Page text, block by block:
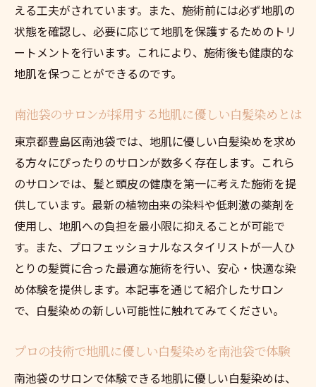
える工夫がされています。また、施術前には必ず地肌の
状態を確認し、必要に応じて地肌を保護するためのトリ
ートメントを行います。これにより、施術後も健康的な
地肌を保つことができるのです。
南池袋のサロンが採用する地肌に優しい白髪染めとは
東京都豊島区南池袋では、地肌に優しい白髪染めを求め
る方々にぴったりのサロンが数多く存在します。これら
のサロンでは、髪と頭皮の健康を第一に考えた施術を提
供しています。最新の植物由来の染料や低刺激の薬剤を
使用し、地肌への負担を最小限に抑えることが可能で
す。また、プロフェッショナルなスタイリストが一人ひ
とりの髪質に合った最適な施術を行い、安心・快適な染
め体験を提供します。本記事を通じて紹介したサロン
で、白髪染めの新しい可能性に触れてみてください。
プロの技術で地肌に優しい白髪染めを南池袋で体験
南池袋のサロンで体験できる地肌に優しい白髪染めは、